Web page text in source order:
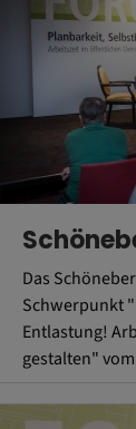
Das
Schwerpunkt
Entlastung!
gestalten"